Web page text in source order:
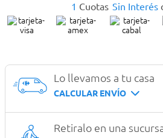
1 Cuotas Sin Interés
Lo llevamos a tu casa
CALCULAR ENVÍO
Retiralo en una